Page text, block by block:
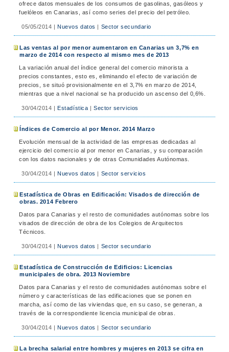
ofrece datos mensuales de los consumos de gasolinas, gasóleos y
fuelóleos en Canarias, así como series del precio del petróleo.
05/05/2014 |Nuevos datos | Sector secundario
Las ventas al por menor aumentaron en Canarias un 3,7% en
marzo de 2014 con respecto al mismo mes de 2013
La variación anual del índice general del comercio minorista a
precios constantes, esto es, eliminando el efecto de variación de
precios, se situó provisionalmente en el 3,7% en marzo de 2014,
mientras que a nivel nacional se ha producido un ascenso del 0,6%.
30/04/2014 |Estadística | Sector servicios
Índices de Comercio al por Menor. 2014 Marzo
Evolución mensual de la actividad de las empresas dedicadas al
ejercicio del comercio al por menor en Canarias, y su comparación
con los datos nacionales y de otras Comunidades Autónomas.
30/04/2014 |Nuevos datos | Sector servicios
Estadística de Obras en Edificación: Visados de dirección de
obras. 2014 Febrero
Datos para Canarias y el resto de comunidades autónomas sobre los
visados de dirección de obra de los Colegios de Arquitectos
Técnicos.
30/04/2014 |Nuevos datos | Sector secundario
Estadística de Construcción de Edificios: Licencias
municipales de obra. 2013 Noviembre
Datos para Canarias y el resto de comunidades autónomas sobre el
número y características de las edificaciones que se ponen en
marcha, así como de las viviendas que, en su caso, se generan, a
través de la correspondiente licencia municipal de obras.
30/04/2014 |Nuevos datos | Sector secundario
La brecha salarial entre hombres y mujeres en 2013 se cifra en